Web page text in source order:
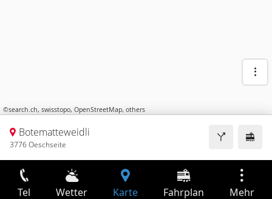
©search.ch, swisstopo, OpenStreetMap, others
Botematteweidli
3776 Oeschseite
Tel Wetter Karte Fahrplan Mehr